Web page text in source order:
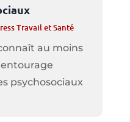
Travail et Santé
au moins
psychosociaux